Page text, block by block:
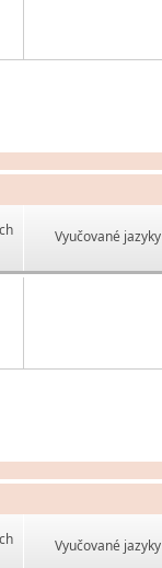
Vyučované jazyky
Vyučované jazyky